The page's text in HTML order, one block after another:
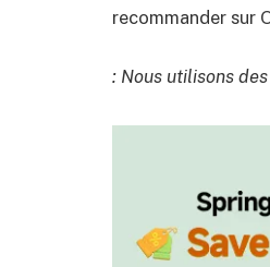
recommander sur
: Nous utilisons